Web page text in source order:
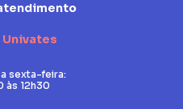
Univates
sexta-feira:
às 12h30